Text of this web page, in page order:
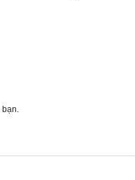
bạn.